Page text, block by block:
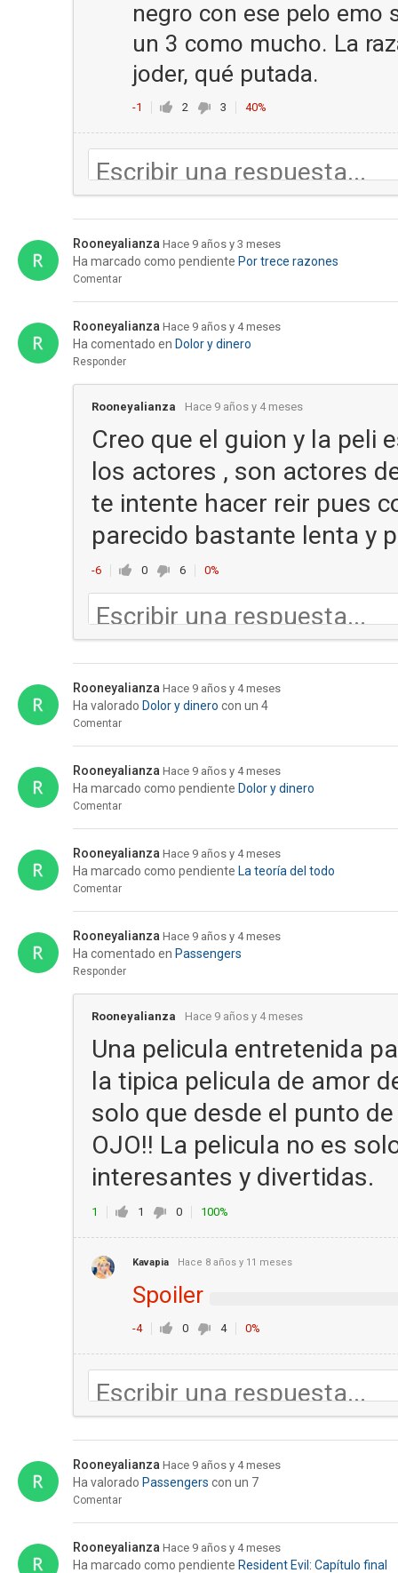
negro con ese pelo emo
un 3 como mucho. La
joder, qué putada.
-1 2 3 40%
Rooneyalianza Hace 9 años y 3 meses
Ha marcado como pendiente Por trece razones
Comentar
Rooneyalianza Hace 9 años y 4 meses
Ha comentado en Dolor y dinero
Responder
Rooneyalianza Hace 9 años y 4 meses
Creo que el guion y la peli
los actores , son actores
te intente hacer reir pues
parecido bastante lenta y
-6 0 6 0%
Rooneyalianza Hace 9 años y 4 meses
Ha valorado Dolor y dinero con un 4
Comentar
Rooneyalianza Hace 9 años y 4 meses
Ha marcado como pendiente Dolor y dinero
Comentar
Rooneyalianza Hace 9 años y 4 meses
Ha marcado como pendiente La teoría del todo
Comentar
Rooneyalianza Hace 9 años y 4 meses
Ha comentado en Passengers
Responder
Rooneyalianza Hace 9 años y 4 meses
Una pelicula entretenida
la tipica pelicula de amor
solo que desde el punto
OJO!! La pelicula no es
interesantes y divertidas.
1 1 0 100%
Kavapia Hace 8 años y 11 meses
Spoiler
-4 0 4 0%
Rooneyalianza Hace 9 años y 4 meses
Ha valorado Passengers con un 7
Comentar
Rooneyalianza Hace 9 años y 4 meses
Ha marcado como pendiente Resident Evil: Capítulo final